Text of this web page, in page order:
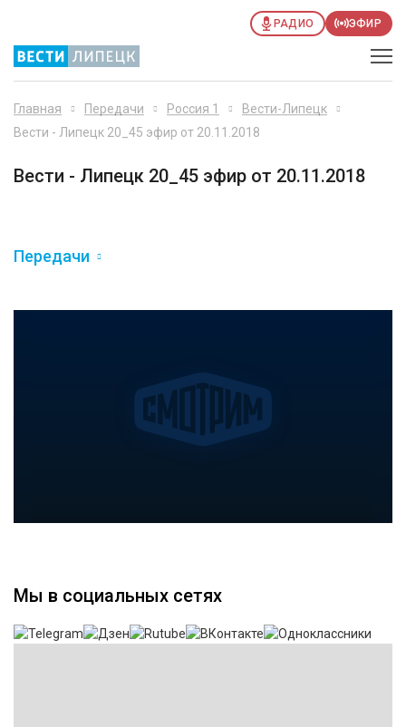
РАДИО ЭФИР
Главная Передачи Россия 1
Вести-Липецк
Вести - Липецк 20_45 эфир от 20.11.2018
Вести - Липецк 20_45 эфир от 20.11.2018
Передачи
Мы в социальных сетях